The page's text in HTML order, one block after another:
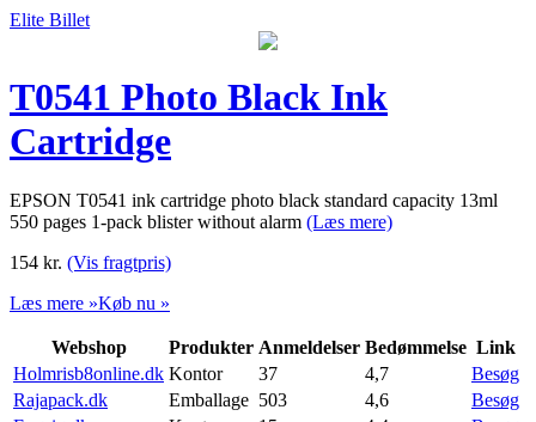
Elite Billet
T0541 Photo Black Ink
Cartridge
EPSON T0541 ink cartridge photo black standard capacity 13ml
550 pages 1-pack blister without alarm (Læs mere)
154 kr. (Vis fragtpris)
Læs mere »Køb nu »
Webshop Produkter Anmeldelser Bedømmelse Link
Holmrisb8online.dk Kontor 37 4,7
Besøg
Rajapack.dk
Emballage 503 4,6
Besøg